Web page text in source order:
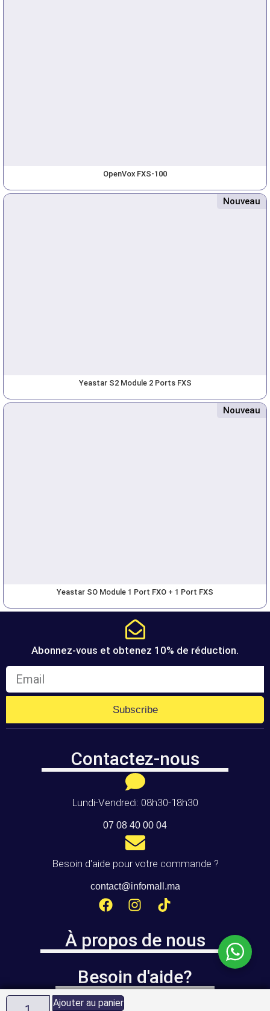
Ajouter au panier
OpenVox FXS-100
Nouveau
Yeastar S2 Module 2 Ports FXS
Nouveau
Yeastar SO Module 1 Port FXO + 1 Port FXS
Abonnez-vous et obtenez 10% de réduction.
Subscribe
Contactez-nous
Lundi-Vendredi: 08h30-18h30
07 08 40 00 04
Besoin d'aide pour votre commande ?
contact@infomall.ma
À propos de nous
Besoin d'aide?